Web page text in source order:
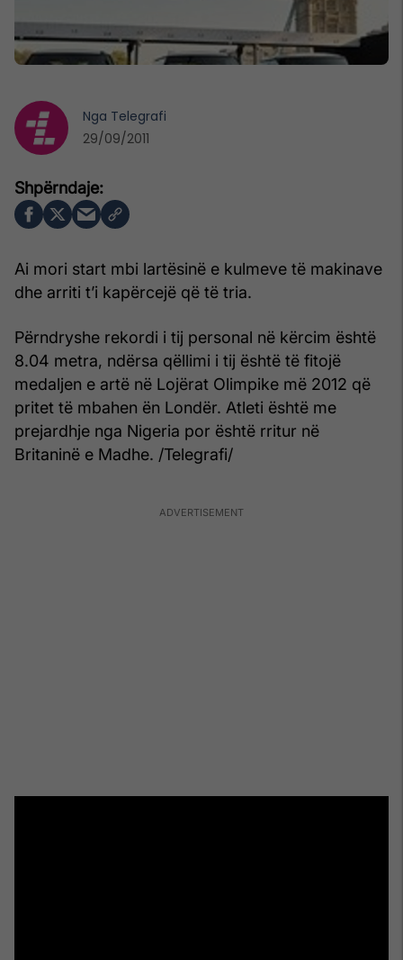
Ai mori start mbi lartësinë e kulmeve të makinave
dhe arriti t’i kapërcejë që të tria.
Përndryshe rekordi i tij personal në kërcim është
8.04 metra, ndërsa qëllimi i tij është të fitojë
medaljen e artë në Lojërat Olimpike më 2012 që
pritet të mbahen ën Londër. Atleti është me
prejardhje nga Nigeria por është rritur në
Britaninë e Madhe. /Telegrafi/
Nga Telegrafi
29/09/2011